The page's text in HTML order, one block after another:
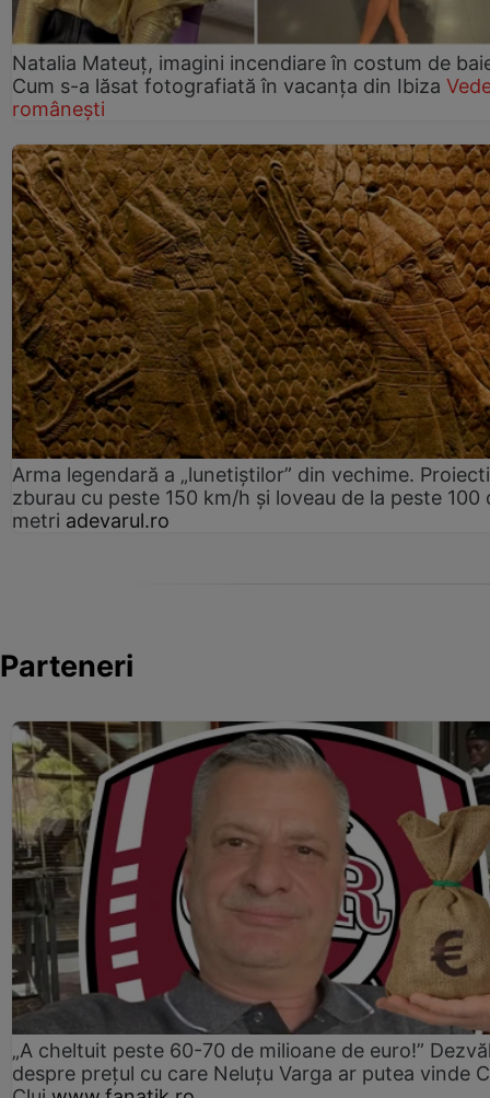
Natalia Mateuț, imagini incendiare în costum de
Cum s-a lăsat fotografiată în vacanța din Ibiza
românești
Arma legendară a „lunetiștilor” din vechime.
zburau cu peste 150 km/h și loveau de la peste 100
metri adevarul.ro
Parteneri
„A cheltuit peste 60-70 de milioane de euro!”
despre prețul cu care Neluțu Varga ar putea vinde